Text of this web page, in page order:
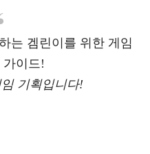
는 겜린이를 위한 게임
가이드!
임 기획입니다!